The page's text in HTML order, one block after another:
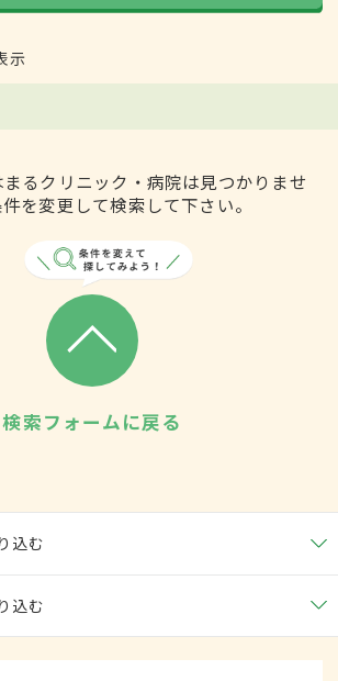
示
るクリニック・病院は見つかりませ
を変更して検索して下さい。
検索フォームに戻る
込む
込む